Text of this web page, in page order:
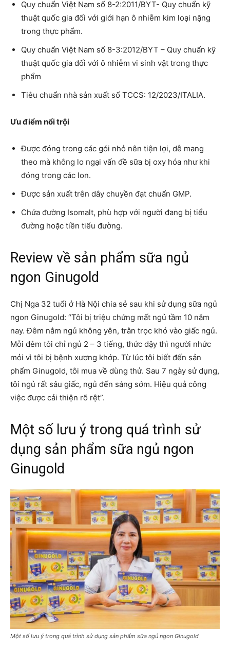
Quy chuẩn Việt Nam số 8-2:2011/BYT- Quy chuẩn kỹ
thuật quốc gia đối với giới hạn ô nhiễm kim loại nặng
trong thực phẩm.
Quy chuẩn Việt Nam số 8-3:2012/BYT – Quy chuẩn kỹ
thuật quốc gia đối với ô nhiễm vi sinh vật trong thực
phẩm
Tiêu chuẩn nhà sản xuất số TCCS: 12/2023/ITALIA.
Ưu điểm nổi trội
Được đóng trong các gói nhỏ nên tiện lợi, dễ mang
theo mà không lo ngại vấn đề sữa bị oxy hóa như khi
đóng trong các lon.
Được sản xuất trên dây chuyền đạt chuẩn GMP.
Chứa đường Isomalt, phù hợp với người đang bị tiểu
đường hoặc tiền tiểu đường.
Review về sản phẩm sữa ngủ
ngon Ginugold
Chị Nga 32 tuổi ở Hà Nội chia sẻ sau khi sử dụng sữa ngủ
ngon Ginugold: “Tôi bị triệu chứng mất ngủ tầm 10 năm
nay. Đêm nằm ngủ không yên, trằn trọc khó vào giấc ngủ.
Mỗi đêm tôi chỉ ngủ 2 – 3 tiếng, thức dậy thì người nhức
mỏi vì tôi bị bệnh xương khớp. Từ lúc tôi biết đến sản
phẩm Ginugold, tôi mua về dùng thử. Sau 7 ngày sử dụng,
tôi ngủ rất sâu giấc, ngủ đến sáng sớm. Hiệu quả công
việc được cải thiện rõ rệt”.
Một số lưu ý trong quá trình sử
dụng sản phẩm sữa ngủ ngon
Ginugold
Một số lưu ý trong quá trình sử dụng sản phẩm sữa ngủ ngon Ginugold